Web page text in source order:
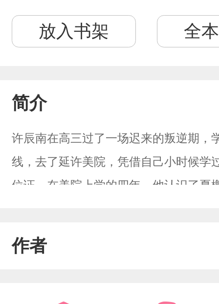
放入书架 全
简介
许辰南在高三过了一场迟来的叛逆期，
线，去了延许美院，凭借自己小时候学
位证。在美院上学的四年，他认识了夏
子，你觉得你有必要吗？有必要喜欢我
作者